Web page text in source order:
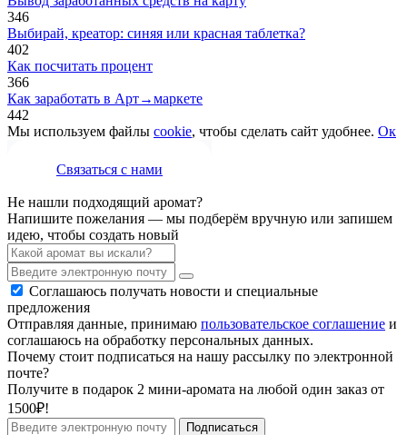
346
Выбирай, креатор: синяя или красная таблетка?
402
Как посчитать процент
366
Как заработать в Арт→маркете
442
Мы используем файлы cookie, чтобы сделать сайт удобнее. Ок
Связаться с нами
Не нашли подходящий аромат?
Напишите пожелания — мы подберём вручную или запишем
идею, чтобы создать новый
Соглашаюсь получать новости и специальные
предложения
Отправляя данные, принимаю пользовательское соглашение и
соглашаюсь на обработку персональных данных.
Почему стоит подписаться на нашу рассылку по электронной
почте?
Получите в подарок 2 мини-аромата на любой один заказ от
1500₽!
Подписаться